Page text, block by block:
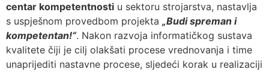
centar kompetentnosti u sektoru strojarstva, nastavlja
s uspješnom provedbom projekta „Budi spreman i
kompetentan!“. Nakon razvoja informatičkog sustava
kvalitete čiji je cilj olakšati procese vrednovanja i time
unaprijediti nastavne procese, sljedeći korak u realizaciji